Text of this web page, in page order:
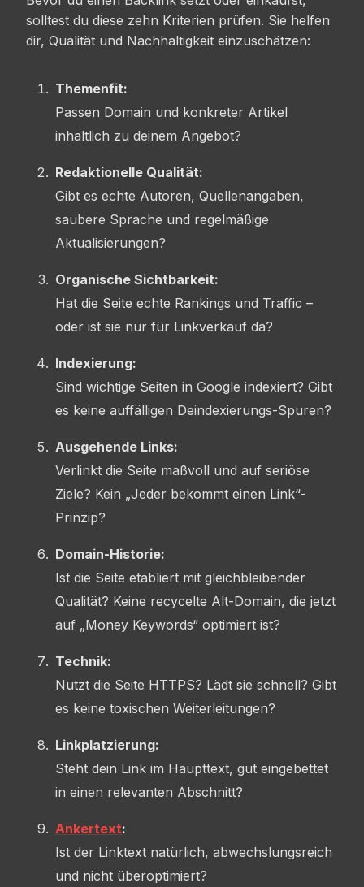
solltest du diese zehn Kriterien prüfen. Sie helfen
dir, Qualität und Nachhaltigkeit einzuschätzen:
Themenfit:
Passen Domain und konkreter Artikel
inhaltlich zu deinem Angebot?
Redaktionelle Qualität:
Gibt es echte Autoren, Quellenangaben,
saubere Sprache und regelmäßige
Aktualisierungen?
Organische Sichtbarkeit:
Hat die Seite echte Rankings und Traffic –
oder ist sie nur für Linkverkauf da?
Indexierung:
Sind wichtige Seiten in Google indexiert? Gibt
es keine auffälligen Deindexierungs-Spuren?
Ausgehende Links:
Verlinkt die Seite maßvoll und auf seriöse
Ziele? Kein „Jeder bekommt einen Link“-
Prinzip?
Domain-Historie:
Ist die Seite etabliert mit gleichbleibender
Qualität? Keine recycelte Alt-Domain, die jetzt
auf „Money Keywords“ optimiert ist?
Technik:
Nutzt die Seite HTTPS? Lädt sie schnell? Gibt
es keine toxischen Weiterleitungen?
Linkplatzierung:
Steht dein Link im Haupttext, gut eingebettet
in einen relevanten Abschnitt?
Ankertext:
Ist der Linktext natürlich, abwechslungsreich
und nicht überoptimiert?